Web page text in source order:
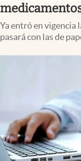
Apertura
Infotechnology
Mundial 2026
Eventos Corporativos
El Cronista Studio
Ya entró en vigencia
pasará con las de